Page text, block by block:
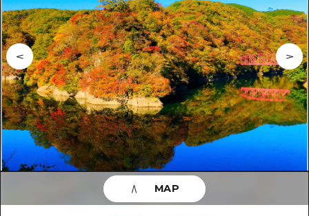
特集一覧
おすすめ
アート
イベント・祭り
グルメ・酒
サイクリング
ショッピング
スポーツ
モデルコース
モデルコース一覧
Dive! Hiroshima 公式ガイド
広島もしもトラベル
あたらしい非日常
広島市周辺
安芸
スポット・体験
スポット・体験一覧
広島市周辺
安芸
備後
備北
イベント
旬情報
お役立ち情報
お役立ち情報一覧
MAP